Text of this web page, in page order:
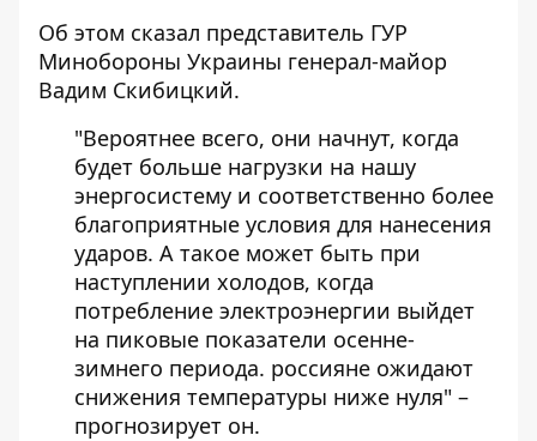
Об этом сказал представитель ГУР
Минобороны Украины генерал-майор
Вадим Скибицкий.
"Вероятнее всего, они начнут, когда
будет больше нагрузки на нашу
энергосистему и соответственно более
благоприятные условия для нанесения
ударов. А такое может быть при
наступлении холодов, когда
потребление электроэнергии выйдет
на пиковые показатели осенне-
зимнего периода. россияне ожидают
снижения температуры ниже нуля" –
прогнозирует он.